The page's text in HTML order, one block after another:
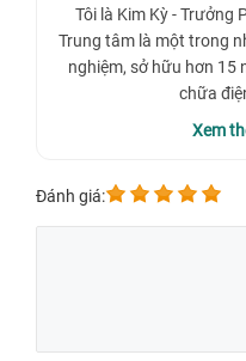
Tôi là Kim Kỳ - Trưởng
Trung tâm là một trong
nghiệm, sở hữu hơn 15
chữa
Xem
Đánh giá: